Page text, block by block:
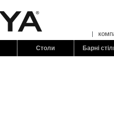
Столи Барні